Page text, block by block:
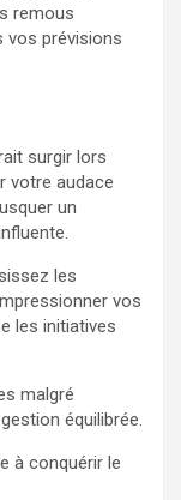
remous
vos prévisions
surgir lors
votre audace
un
les
vos
les initiatives
malgré
équilibrée.
à conquérir le